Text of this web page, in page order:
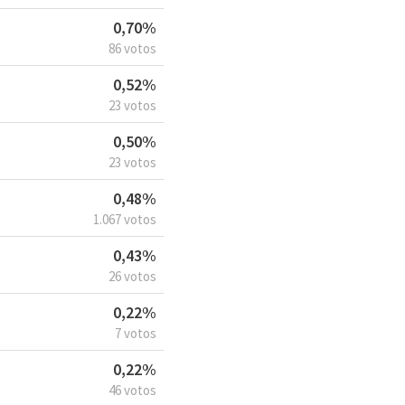
0,70%
86 votos
0,52%
23 votos
0,50%
23 votos
0,48%
1.067 votos
0,43%
26 votos
0,22%
7 votos
0,22%
46 votos